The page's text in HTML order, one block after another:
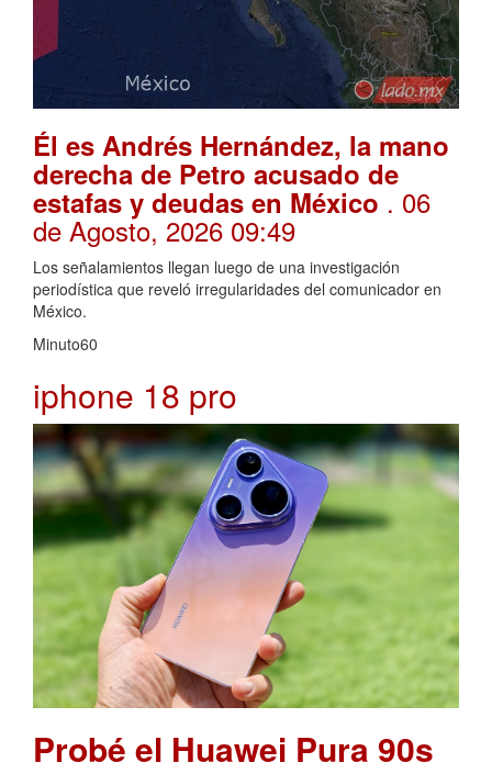
Él es Andrés Hernández, la mano
derecha de Petro acusado de
estafas y deudas en México . 06
de Agosto, 2026 09:49
Los señalamientos llegan luego de una investigación
periodística que reveló irregularidades del comunicador en
México.
Minuto60
iphone 18 pro
Probé el Huawei Pura 90s